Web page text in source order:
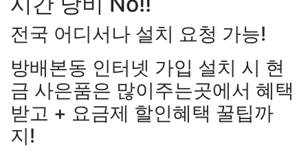
전국 어디서나 설치 요청 가능!
방배본동 인터넷 가입 설치 시 현
금 사은품은 많이주는곳에서 혜택
받고 + 요금제 할인혜택 꿀팁까
지!